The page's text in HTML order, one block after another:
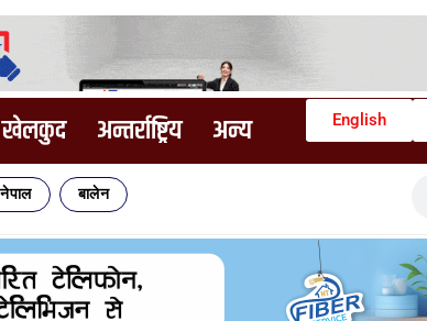
खेलकुद अन्तर्राष्ट्रिय अन्य English
बालेन